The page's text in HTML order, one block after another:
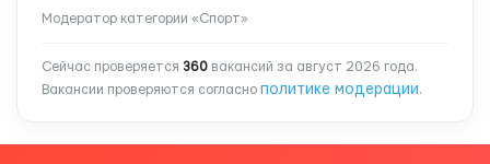
Модератор категории «Спорт»
Сейчас проверяется 360 вакансий за август 2026 года.
Вакансии проверяются согласно политике модерации.